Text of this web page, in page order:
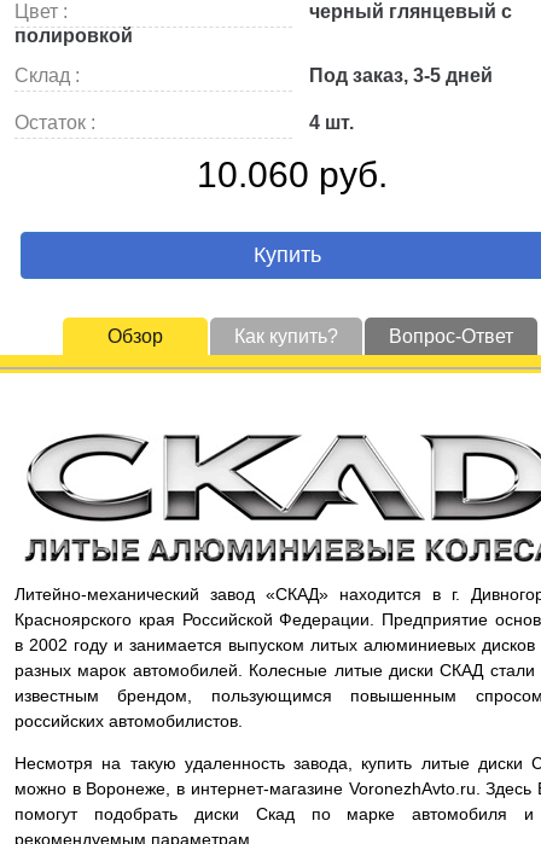
Цвет :
черный глянцевый с
полировкой
Склад :
Под заказ, 3-5 дней
Остаток : 4 шт.
10.060 руб.
Купить
Обзор Как купить? Вопрос-Ответ
Литейно-механический завод «СКАД» находится в г.
Красноярского края Российской Федерации. Предприятие
в 2002 году и занимается выпуском литых алюминиевых дисков
разных марок автомобилей. Колесные литые диски СКАД стали
известным брендом, пользующимся повышенным
российских автомобилистов.
Несмотря на такую удаленность завода, купить литые диски
можно в Воронеже, в интернет-магазине VoronezhAvto.ru. Здесь
помогут подобрать диски Скад по марке автомобиля
рекомендуемым параметрам.